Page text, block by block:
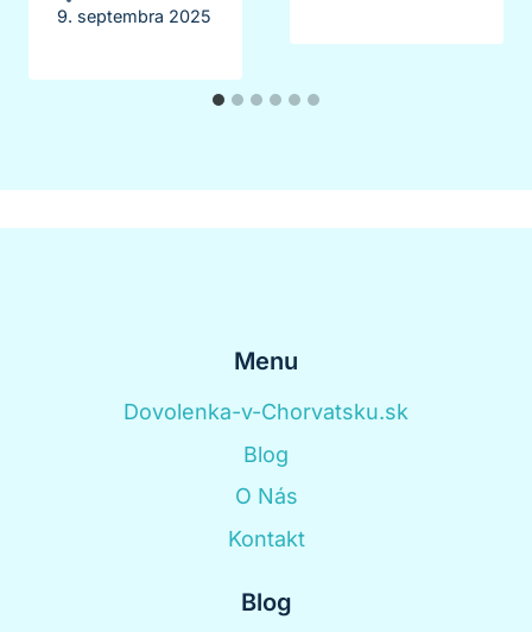
9. septembra 2025
Menu
Dovolenka-v-Chorvatsku.sk
Blog
O Nás
Kontakt
Blog